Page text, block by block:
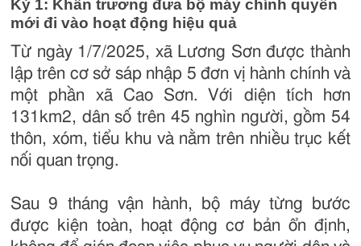
Kỳ 1: Khẩn trương đưa bộ máy chính quyền
mới đi vào hoạt động hiệu quả
Từ ngày 1/7/2025, xã Lương Sơn được thành
lập trên cơ sở sáp nhập 5 đơn vị hành chính và
một phần xã Cao Sơn. Với diện tích hơn
131km2, dân số trên 45 nghìn người, gồm 54
thôn, xóm, tiểu khu và nằm trên nhiều trục kết
nối quan trọng.
Sau 9 tháng vận hành, bộ máy từng bước
được kiện toàn, hoạt động cơ bản ổn định,